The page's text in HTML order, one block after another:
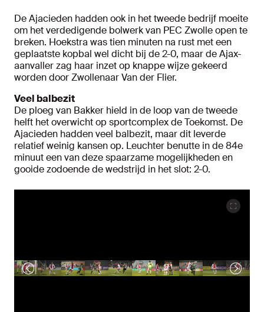
De Ajacieden hadden ook in het tweede bedrijf moeite
om het verdedigende bolwerk van PEC Zwolle open te
breken. Hoekstra was tien minuten na rust met een
geplaatste kopbal wel dicht bij de 2-0, maar de Ajax-
aanvaller zag haar inzet op knappe wijze gekeerd
worden door Zwollenaar Van der Flier.
Veel balbezit
De ploeg van Bakker hield in de loop van de tweede
helft het overwicht op sportcomplex de Toekomst. De
Ajacieden hadden veel balbezit, maar dit leverde
relatief weinig kansen op. Leuchter benutte in de 84e
minuut een van deze spaarzame mogelijkheden en
gooide zodoende de wedstrijd in het slot: 2-0.